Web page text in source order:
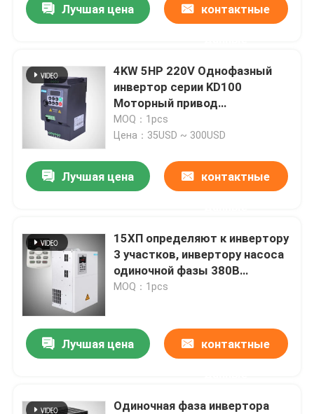
Лучшая цена контактные
4KW 5HP 220V Однофазный
инвертор серии KD100
Моторный привод
переменного тока
MOQ：1pcs
Цена：35USD ~ 300USD
Лучшая цена контактные
15ХП определяют к инвертору
3 участков, инвертору насоса
одиночной фазы 380В
солнечному
MOQ：1pcs
Лучшая цена контактные
Одиночная фаза инвертора